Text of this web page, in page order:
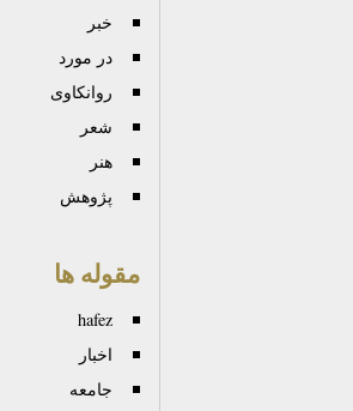
خبر
در مورد
روانكاوی
شعر
هنر
پژوهش
مقوله ها
hafez
اخبار
جامعه